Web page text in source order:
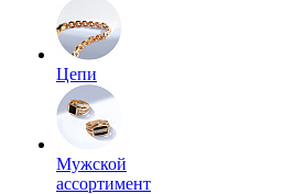
Цепи
Мужской
ассортимент